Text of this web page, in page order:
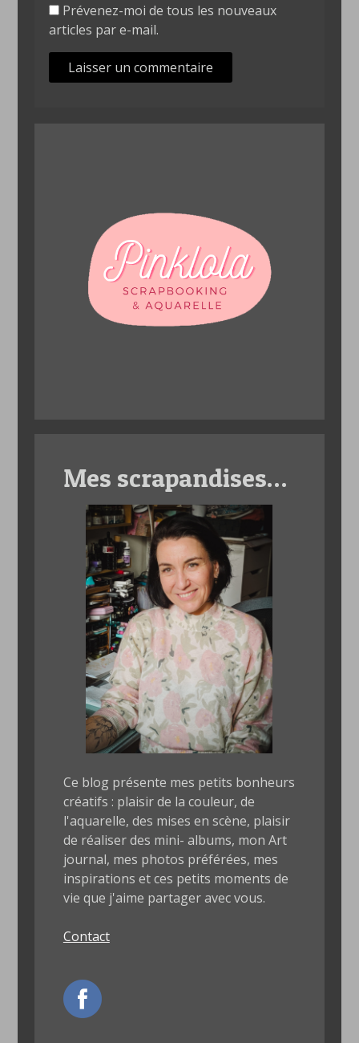
Prévenez-moi de tous les nouveaux
articles par e-mail.
Mes scrapandises…
Ce blog présente mes petits bonheurs
créatifs : plaisir de la couleur, de
l'aquarelle, des mises en scène, plaisir
de réaliser des mini- albums, mon Art
journal, mes photos préférées, mes
inspirations et ces petits moments de
vie que j'aime partager avec vous.
Contact